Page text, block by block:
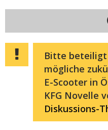
Bitte beteiligt
mögliche
E-Scooter in
KFG Novelle
Diskussions-